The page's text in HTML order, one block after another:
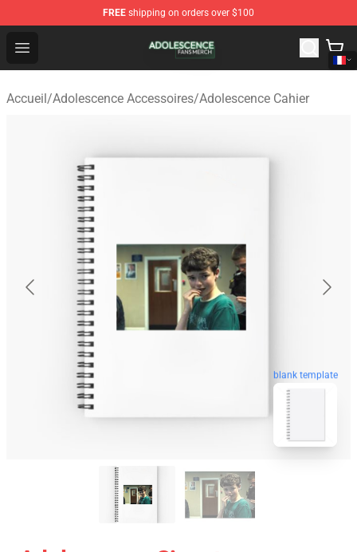
FREE shipping on orders over $100
Open menu
Adolescence Shop - Official Adolescence Merchandise
Accueil/Adolescence Accessoires/Adolescence Cahier
blank template